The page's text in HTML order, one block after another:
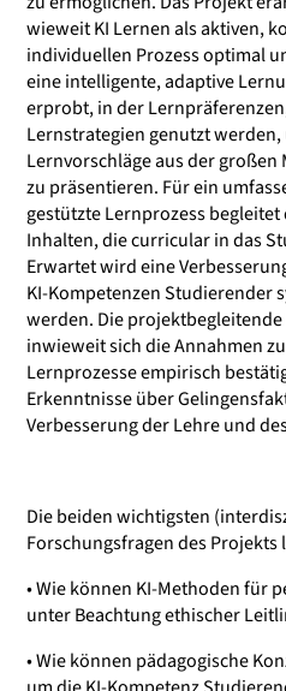
wieweit KI Lernen als aktiven,
individuellen Prozess optimal
eine intelligente, adaptive
erprobt, in der
Lernstrategien genutzt
Lernvorschläge aus der
zu präsentieren. Für ein
gestützte Lernprozess
Inhalten, die curricular in das
Erwartet wird eine
KI-Kompetenzen Studierender
werden. Die
inwieweit sich die Annahmen
Lernprozesse empirisch
Erkenntnisse über
Verbesserung der Lehre und
Die beiden wichtigsten
Forschungsfragen des Projekts
• Wie können KI-Methoden für
unter Beachtung ethischer
• Wie können pädagogische